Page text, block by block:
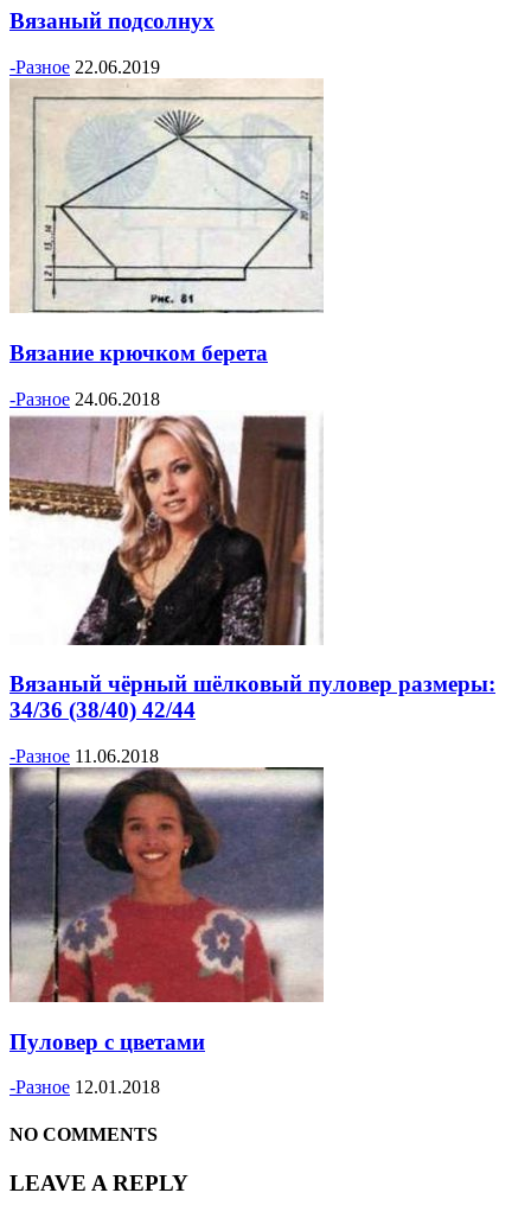
Вязаный подсолнух
-Разное 22.06.2019
Вязание крючком берета
-Разное 24.06.2018
Вязаный чёрный шёлковый пуловер размеры:
34/36 (38/40) 42/44
-Разное 11.06.2018
Пуловер с цветами
-Разное 12.01.2018
NO COMMENTS
LEAVE A REPLY